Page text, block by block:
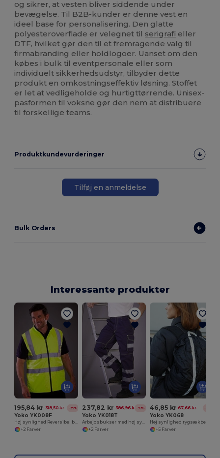
og sikrer, at vesten bliver siddende under
bevægelse. Til B2B-kunder er denne vest en
ideel base for personalisering. Den glatte
polyesteroverflade er velegnet til serigrafi eller
DTF, hvilket gør den til et fremragende valg til
firmabranding eller holdlogoer. Uanset om den
købes i bulk til eventpersonale eller som
individuelt sikkerhedsudstyr, tilbyder dette
produkt en omkostningseffektiv løsning. Stoffet
er let at vedligeholde og hurtigttørrende. Unisex-
pasformen til voksne gør den nem at distribuere
til forskellige teams.
Produktkundevurderinger
Tilføj en anmeldelse
Bulk Orders
Interessante produkter
195,84 kr 318,50 kr -39%
Yoko YK008F
Høj synlighed Reversibel bodywarmer
+2 Farver
237,82 kr 386,96 kr-39%
Yoko YK018T
Arbejdsbukser med høj synlighed
+2 Farver
46,85 kr 67,66 kr -31%
Yoko YK068
+5 Farver